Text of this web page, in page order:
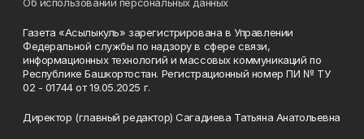
Газета «Асылыкуль» зарегистрирована в Управлении
Федеральной службы по надзору в сфере связи,
информационных технологий и массовых коммуникаций по
Республике Башкортостан. Регистрационный номер ПИ № ТУ
02 - 01744 от 19.05.2025 г.
Директор (главный редактор) Сагадиева Татьяна Анатольевна